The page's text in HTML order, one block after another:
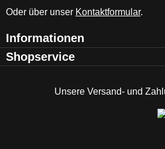
Oder über unser Kontaktformular.
Informationen
Shopservice
Unsere Versand- und